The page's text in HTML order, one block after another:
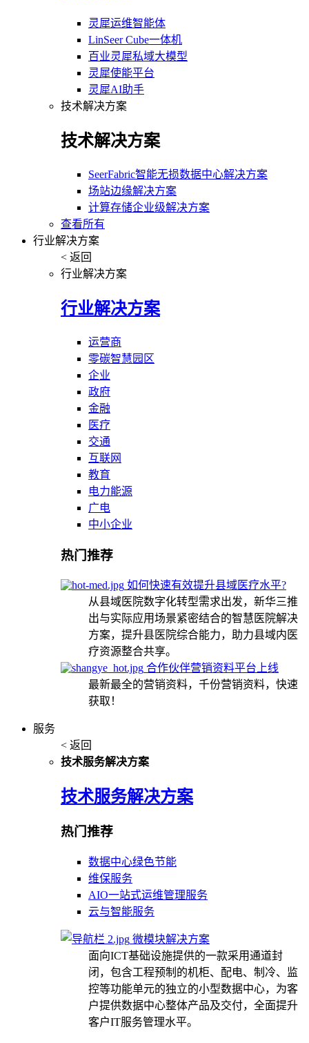
灵犀运维智能体
LinSeer Cube一体机
百业灵犀私域大模型
灵犀使能平台
灵犀AI助手
技术解决方案
技术解决方案
SeerFabric智能无损数据中心解决方案
场站边缘解决方案
计算存储企业级解决方案
查看所有
行业解决方案
< 返回
行业解决方案
行业解决方案
运营商
零碳智慧园区
企业
政府
金融
医疗
交通
互联网
教育
电力能源
广电
中小企业
热门推荐
如何快速有效提升县域医疗水平?
从县域医院数字化转型需求出发，新华三推
出与实际应用场景紧密结合的智慧医院解决
方案，提升县医院综合能力，助力县域内医
疗资源整合共享。
合作伙伴营销资料平台上线
最新最全的营销资料，千份营销资料，快速
获取！
服务
< 返回
技术服务解决方案
技术服务解决方案
热门推荐
数据中心绿色节能
维保服务
AIO一站式运维管理服务
云与智能服务
微模块解决方案
面向ICT基础设施提供的一款采用通道封
闭，包含工程预制的机柜、配电、制冷、监
控等功能单元的独立的小型数据中心，为客
户提供数据中心整体产品及交付，全面提升
客户IT服务管理水平。